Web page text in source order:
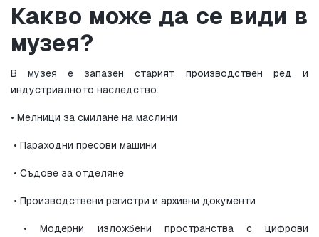
Какво може да се види в
музея?
В музея е запазен старият производствен ред и
индустриалното наследство.
• Мелници за смилане на маслини
• Параходни пресови машини
• Съдове за отделяне
• Производствени регистри и архивни документи